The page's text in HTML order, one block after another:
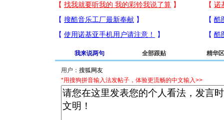
我来说两句 全部跟贴 精华区
用户：
*用搜狗拼音输入法发帖子，体验更流畅的中文输入>>